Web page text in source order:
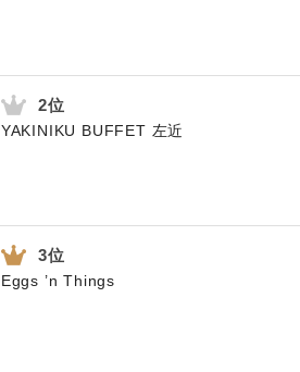
YAKINIKU BUFFET 左近
Eggs ’n Things